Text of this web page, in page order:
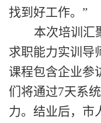
找到好工作。”
本次培训汇
求职能力实训导
课程包含企业参
们将通过7天系
力。结业后，市